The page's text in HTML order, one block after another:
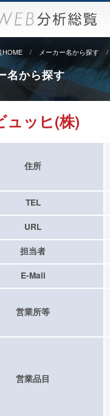
HOME メーカー名から探す
名から探す
ュッヒ(株)
住所
TEL
URL
担当者
E-Mail
営業所等
営業品目